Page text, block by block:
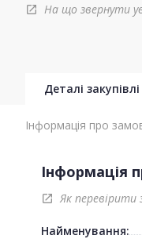
open_in_new На що звернути
Деталі закупівлі
Інформація про
Інформація
open_in_new Як перевірити
Найменування: